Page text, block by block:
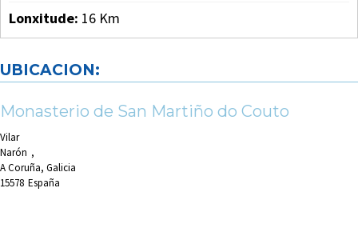
Lonxitude: 16 Km
UBICACION:
Monasterio de San Martiño do Couto
Vilar
Narón ,
A Coruña, Galicia
15578 España